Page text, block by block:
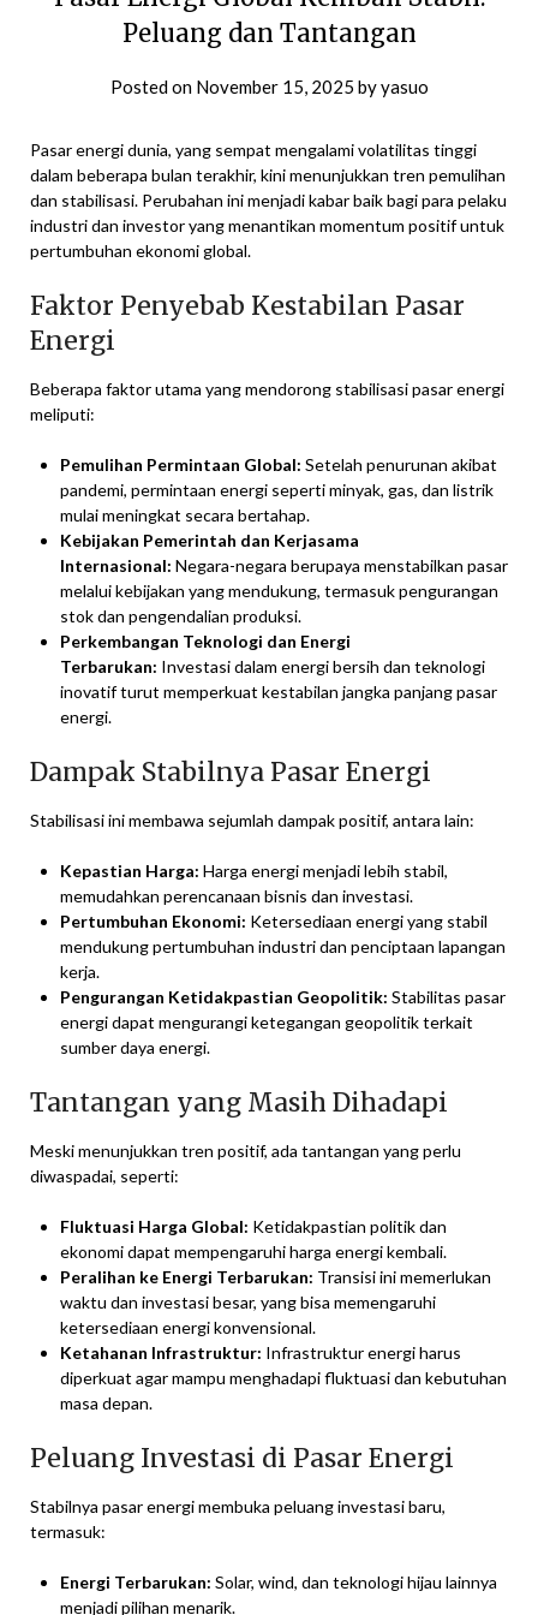
Peluang dan Tantangan
Posted on November 15, 2025 byyasuo
Pasar energi dunia, yang sempat mengalami volatilitas tinggi
dalam beberapa bulan terakhir, kini menunjukkan tren pemulihan
dan stabilisasi. Perubahan ini menjadi kabar baik bagi para pelaku
industri dan investor yang menantikan momentum positif untuk
pertumbuhan ekonomi global.
Faktor Penyebab Kestabilan Pasar
Energi
Beberapa faktor utama yang mendorong stabilisasi pasar energi
meliputi:
Pemulihan Permintaan Global: Setelah penurunan akibat
pandemi, permintaan energi seperti minyak, gas, dan listrik
mulai meningkat secara bertahap.
Kebijakan Pemerintah dan Kerjasama
Internasional: Negara-negara berupaya menstabilkan pasar
melalui kebijakan yang mendukung, termasuk pengurangan
stok dan pengendalian produksi.
Perkembangan Teknologi dan Energi
Terbarukan: Investasi dalam energi bersih dan teknologi
inovatif turut memperkuat kestabilan jangka panjang pasar
energi.
Dampak Stabilnya Pasar Energi
Stabilisasi ini membawa sejumlah dampak positif, antara lain:
Kepastian Harga: Harga energi menjadi lebih stabil,
memudahkan perencanaan bisnis dan investasi.
Pertumbuhan Ekonomi: Ketersediaan energi yang stabil
mendukung pertumbuhan industri dan penciptaan lapangan
kerja.
Pengurangan Ketidakpastian Geopolitik: Stabilitas pasar
energi dapat mengurangi ketegangan geopolitik terkait
sumber daya energi.
Tantangan yang Masih Dihadapi
Meski menunjukkan tren positif, ada tantangan yang perlu
diwaspadai, seperti:
Fluktuasi Harga Global: Ketidakpastian politik dan
ekonomi dapat mempengaruhi harga energi kembali.
Peralihan ke Energi Terbarukan: Transisi ini memerlukan
waktu dan investasi besar, yang bisa memengaruhi
ketersediaan energi konvensional.
Ketahanan Infrastruktur: Infrastruktur energi harus
diperkuat agar mampu menghadapi fluktuasi dan kebutuhan
masa depan.
Peluang Investasi di Pasar Energi
Stabilnya pasar energi membuka peluang investasi baru,
termasuk:
Energi Terbarukan: Solar, wind, dan teknologi hijau lainnya
menjadi pilihan menarik.